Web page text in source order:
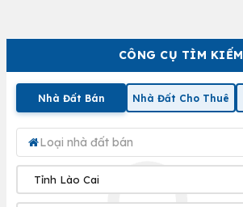
CÔNG CỤ TÌM KIẾM
Nhà Đất Bán Nhà Đất Cho Thuê
Loại nhà đất bán